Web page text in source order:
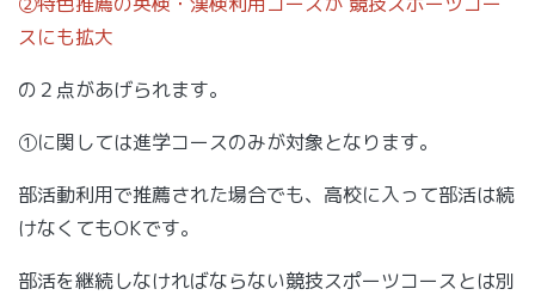
スにも拡大
の２点があげられます。
①に関しては進学コースのみが対象となります。
部活動利用で推薦された場合でも、高校に入って部活は続
けなくてもOKです。
部活を継続しなければならない競技スポーツコースとは別